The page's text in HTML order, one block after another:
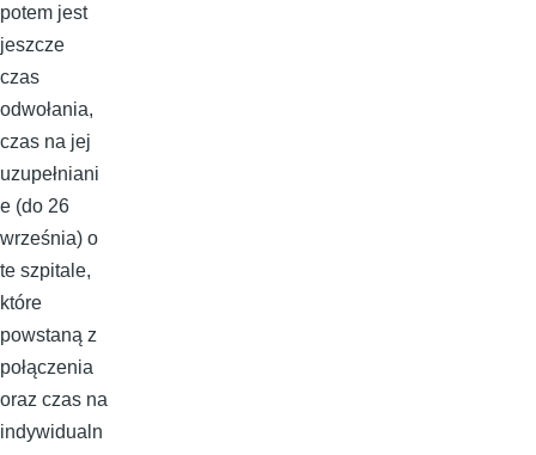
potem jest
jeszcze
czas
odwołania,
czas na jej
uzupełniani
e (do 26
września) o
te szpitale,
które
powstaną z
połączenia
oraz czas na
indywidualn